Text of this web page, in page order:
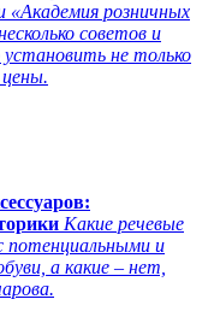
«Академия розничных
советов и
не только
Какие речевые
потенциальными и
а какие – нет,